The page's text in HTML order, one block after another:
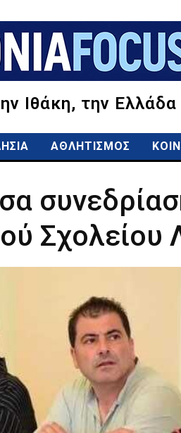
Ιθάκη, την
ΑΘΛΗΤΙΣΜΟΣ
Σχολείου